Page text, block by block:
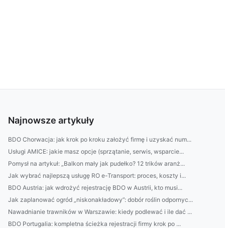
Najnowsze artykuły
BDO Chorwacja: jak krok po kroku założyć firmę i uzyskać num...
Usługi AMICE: jakie masz opcje (sprzątanie, serwis, wsparcie...
Pomysł na artykuł: „Balkon mały jak pudełko? 12 trików aranż...
Jak wybrać najlepszą usługę RO e-Transport: proces, koszty i...
BDO Austria: jak wdrożyć rejestrację BDO w Austrii, kto musi...
Jak zaplanować ogród „niskonakładowy”: dobór roślin odpornyc...
Nawadnianie trawników w Warszawie: kiedy podlewać i ile dać ...
BDO Portugalia: kompletna ścieżka rejestracji firmy krok po ...